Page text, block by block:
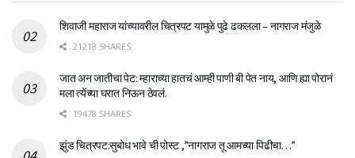
शिवाजी महाराज यांच्यावरील चित्रपट यामुळे पुढे ढकलला – नागराज मंजुळे
21218 SHARES
जात अन जातीचा पेट: म्हाराच्या हातचं आम्ही पाणी बी पेत नाय, आणि ह्या पोरानं
मला त्येंच्या घरात निऊन ठेवलं.
19478 SHARES
झुंड चित्रपट:सुबोध भावे ची पोस्ट ,”नागराज तू आमच्या पिढीचा…”